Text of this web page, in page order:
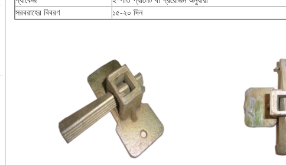
সরবরাহের বিবরণ
১৫-২০ দিন